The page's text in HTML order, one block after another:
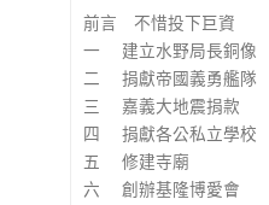
前言 不惜投下巨資
一 建立水野局長銅像
二 捐獻帝國義勇艦隊
三 嘉義大地震捐款
四 捐獻各公私立學校
五 修建寺廟
六 創辦基隆博愛會